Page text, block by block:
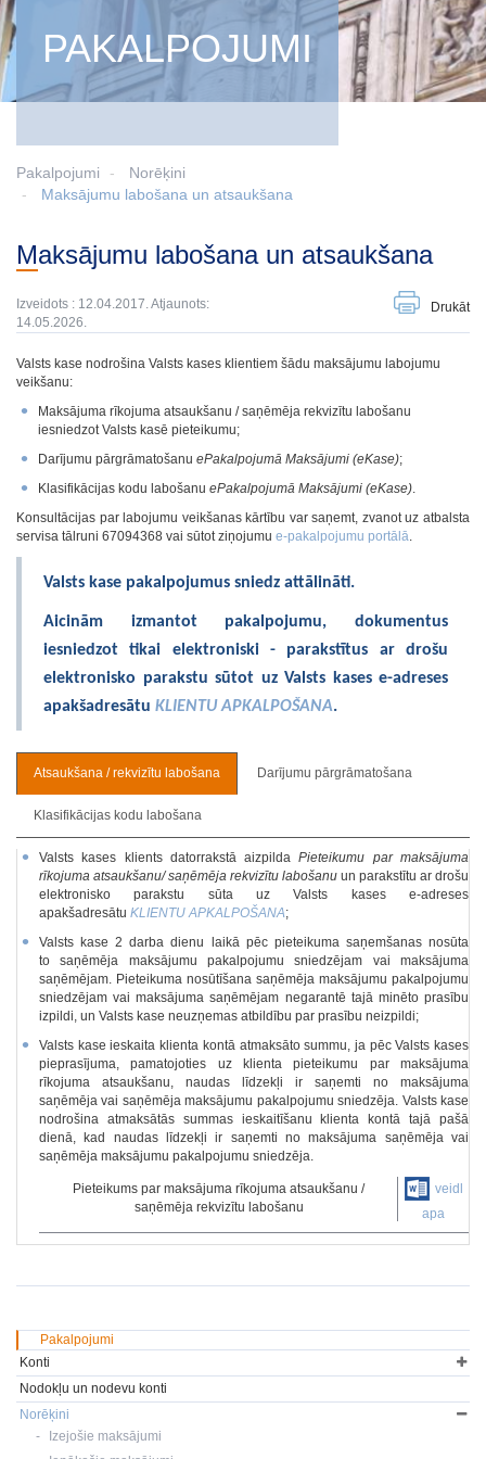
PAKALPOJUMI
Pakalpojumi
Norēķini
Maksājumu labošana un atsaukšana
Maksājumu labošana un atsaukšana
Izveidots : 12.04.2017. Atjaunots:
14.05.2026.
Drukāt
Valsts kase nodrošina Valsts kases klientiem šādu maksājumu labojumu
veikšanu:
Maksājuma rīkojuma atsaukšanu / saņēmēja rekvizītu labošanu
iesniedzot Valsts kasē pieteikumu;
Darījumu pārgrāmatošanu ePakalpojumā Maksājumi (eKase);
Klasifikācijas kodu labošanu ePakalpojumā Maksājumi (eKase).
Konsultācijas par labojumu veikšanas kārtību var saņemt, zvanot uz atbalsta
servisa tālruni 67094368 vai sūtot ziņojumu e-pakalpojumu portālā.
Valsts kase pakalpojumus sniedz attālināti.
Aicinām izmantot pakalpojumu, dokumentus
iesniedzot tikai elektroniski - parakstītus ar drošu
elektronisko parakstu sūtot uz Valsts kases e-adreses
apakšadresātu KLIENTU APKALPOŠANA.
Atsaukšana / rekvizītu labošana Darījumu pārgrāmatošana
Klasifikācijas kodu labošana
Valsts kases klients datorrakstā aizpildaPieteikumu par maksājuma
rīkojuma atsaukšanu/ saņēmēja rekvizītu labošanu un parakstītu ar drošu
elektronisko parakstu sūta uz Valsts kases e-adreses
apakšadresātu KLIENTU APKALPOŠANA;
Valsts kase 2 darba dienu laikā pēc pieteikuma saņemšanas nosūta
to saņēmēja maksājumu pakalpojumu sniedzējam vai maksājuma
saņēmējam. Pieteikuma nosūtīšana saņēmēja maksājumu pakalpojumu
sniedzējam vai maksājuma saņēmējam negarantē tajā minēto prasību
izpildi, un Valsts kase neuzņemas atbildību par prasību neizpildi;
Valsts kase ieskaita klienta kontā atmaksāto summu, ja pēc Valsts kases
pieprasījuma, pamatojoties uz klienta pieteikumu par maksājuma
rīkojuma atsaukšanu, naudas līdzekļi ir saņemti no maksājuma
saņēmēja vai saņēmēja maksājumu pakalpojumu sniedzēja. Valsts kase
nodrošina atmaksātās summas ieskaitīšanu klienta kontā tajā pašā
dienā, kad naudas līdzekļi ir saņemti no maksājuma saņēmēja vai
saņēmēja maksājumu pakalpojumu sniedzēja.
Pieteikums par maksājuma rīkojuma atsaukšanu /
saņēmēja rekvizītu labošanu
veidl
apa
Pakalpojumi
Konti
Nodokļu un nodevu konti
Norēķini
Izejošie maksājumi